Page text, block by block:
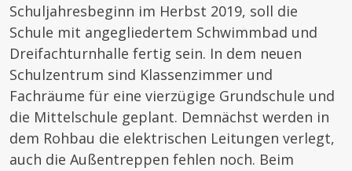
Schuljahresbeginn im Herbst 2019, soll die
Schule mit angegliedertem Schwimmbad und
Dreifachturnhalle fertig sein. In dem neuen
Schulzentrum sind Klassenzimmer und
Fachräume für eine vierzügige Grundschule und
die Mittelschule geplant. Demnächst werden in
dem Rohbau die elektrischen Leitungen verlegt,
auch die Außentreppen fehlen noch. Beim